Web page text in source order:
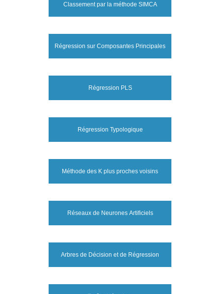
Classement par la méthode SIMCA
Régression sur Composantes Principales
Régression PLS
Régression Typologique
Méthode des K plus proches voisins
Réseaux de Neurones Artificiels
Arbres de Décision et de Régression